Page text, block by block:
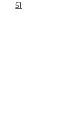
51